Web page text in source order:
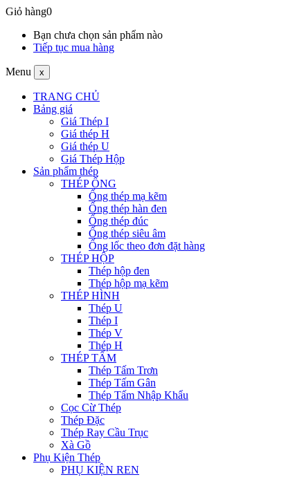
Giỏ hàng0
Bạn chưa chọn sản phẩm nào
Tiếp tục mua hàng
Menu x
TRANG CHỦ
Bảng giá
Giá Thép I
Giá thép H
Giá thép U
Giá Thép Hộp
Sản phẩm thép
THÉP ỐNG
Ống thép mạ kẽm
Ống thép hàn đen
Ống thép đúc
Ống thép siêu âm
Ống lốc theo đơn đặt hàng
THÉP HỘP
Thép hộp đen
Thép hộp mạ kẽm
THÉP HÌNH
Thép U
Thép I
Thép V
Thép H
THÉP TẤM
Thép Tấm Trơn
Thép Tấm Gân
Thép Tấm Nhập Khẩu
Cọc Cừ Thép
Thép Đặc
Thép Ray Cầu Trục
Xà Gồ
Phụ Kiện Thép
PHỤ KIỆN REN